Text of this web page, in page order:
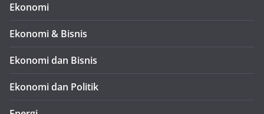
Ekonomi
Ekonomi & Bisnis
Ekonomi dan Bisnis
Ekonomi dan Politik